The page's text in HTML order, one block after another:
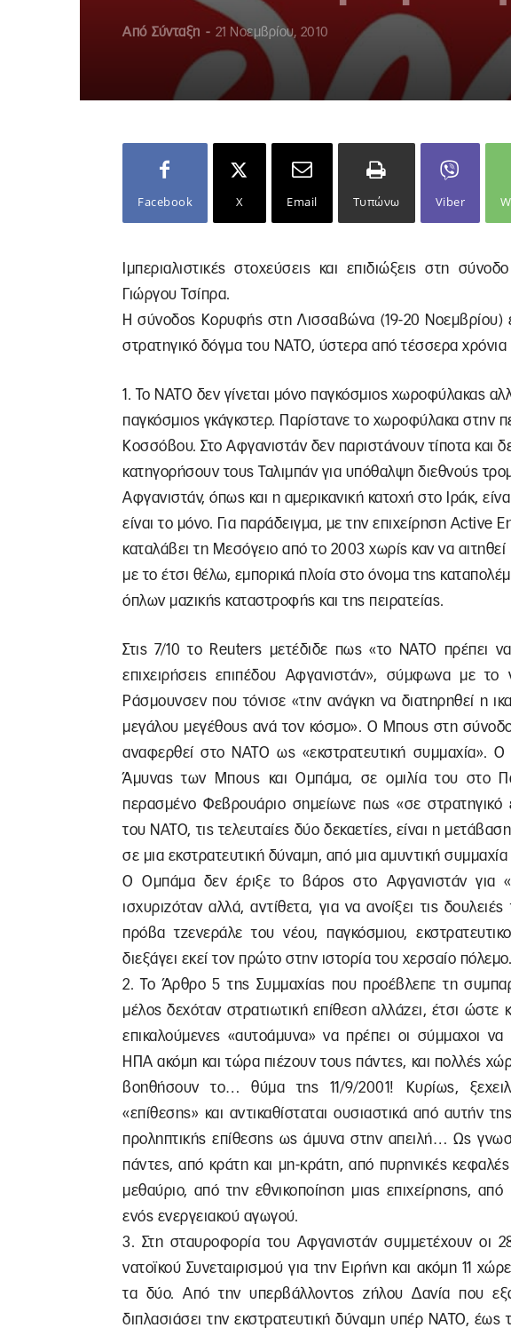
Από Σύνταξη - 21 Νοεμβρίου, 2010
Facebook X Email Τυπώνω Viber
Ιμπεριαλιστικές στοχεύσεις και επιδιώξεις στη
Γιώργου Τσίπρα.
Η σύνοδος Κορυφής στη Λισσαβώνα (19-20 Νοεμβρίου)
στρατηγικό δόγμα του ΝΑΤΟ, ύστερα από τέσσερα χρόνια
1. Το ΝΑΤΟ δεν γίνεται μόνο παγκόσμιος χωροφύλακας
παγκόσμιος γκάγκστερ. Παρίστανε το χωροφύλακα στην
Κοσσόβου. Στο Αφγανιστάν δεν παριστάνουν τίποτα και
κατηγορήσουν τους Ταλιμπάν για υπόθαλψη διεθνούς
Αφγανιστάν, όπως και η αμερικανική κατοχή στο Ιράκ,
είναι το μόνο. Για παράδειγμα, με την επιχείρηση Active
καταλάβει τη Μεσόγειο από το 2003 χωρίς καν να αιτηθεί
με το έτσι θέλω, εμπορικά πλοία στο όνομα της
όπλων μαζικής καταστροφής και της πειρατείας.
Στις 7/10 το Reuters μετέδιδε πως «το ΝΑΤΟ πρέπει να
επιχειρήσεις επιπέδου Αφγανιστάν», σύμφωνα με το
Ράσμουνσεν που τόνισε «την ανάγκη να διατηρηθεί η
μεγάλου μεγέθους ανά τον κόσμο». Ο Μπους στη
αναφερθεί στο ΝΑΤΟ ως «εκστρατευτική συμμαχία». Ο
Άμυνας των Μπους και Ομπάμα, σε ομιλία του στο
περασμένο Φεβρουάριο σημείωνε πως «σε στρατηγικό
του ΝΑΤΟ, τις τελευταίες δύο δεκαετίες, είναι η
σε μια εκστρατευτική δύναμη, από μια αμυντική
Ο Ομπάμα δεν έριξε το βάρος στο Αφγανιστάν για
ισχυριζόταν αλλά, αντίθετα, για να ανοίξει τις
πρόβα τζενεράλε του νέου, παγκόσμιου,
διεξάγει εκεί τον πρώτο στην ιστορία του χερσαίο πόλεμο.
2. Το Άρθρο 5 της Συμμαχίας που προέβλεπε τη
μέλος δεχόταν στρατιωτική επίθεση αλλάζει, έτσι
επικαλούμενες «αυτοάμυνα» να πρέπει οι σύμμαχοι
ΗΠΑ ακόμη και τώρα πιέζουν τους πάντες, και πολλές
βοηθήσουν το… θύμα της 11/9/2001! Κυρίως,
«επίθεσης» και αντικαθίσταται ουσιαστικά από αυτήν
προληπτικής επίθεσης ως άμυνα στην απειλή… Ως
πάντες, από κράτη και μη-κράτη, από πυρηνικές κεφαλές
μεθαύριο, από την εθνικοποίηση μιας επιχείρησης,
ενός ενεργειακού αγωγού.
3. Στη σταυροφορία του Αφγανιστάν συμμετέχουν οι
νατοϊκού Συνεταιρισμού για την Ειρήνη και ακόμη 11
τα δύο. Από την υπερβάλλοντος ζήλου Δανία που
διπλασιάσει την εκστρατευτική δύναμη υπέρ ΝΑΤΟ, έως